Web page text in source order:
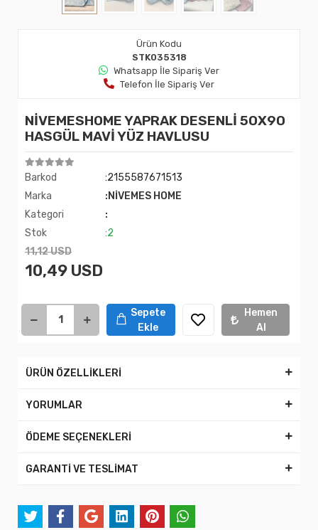
Ürün Kodu
STK035318
Whatsapp İle Sipariş Ver
Telefon İle Sipariş Ver
NİVEMESHOME YAPRAK DESENLİ 50X90
HASGÜL MAVİ YÜZ HAVLUSU
Barkod
:2155587671513
Marka
:NİVEMES HOME
Kategori
:
Stok
:2
11,12 USD
10,49 USD
Sepete
Ekle
Hemen
Al
ÜRÜN ÖZELLİKLERİ
YORUMLAR
ÖDEME SEÇENEKLERİ
GARANTİ VE TESLİMAT